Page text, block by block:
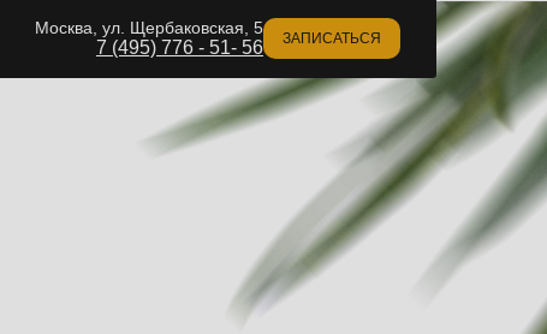
Москва, ул. Щербаковская, 5
7 (495) 776 - 51- 56 ЗАПИСАТЬСЯ